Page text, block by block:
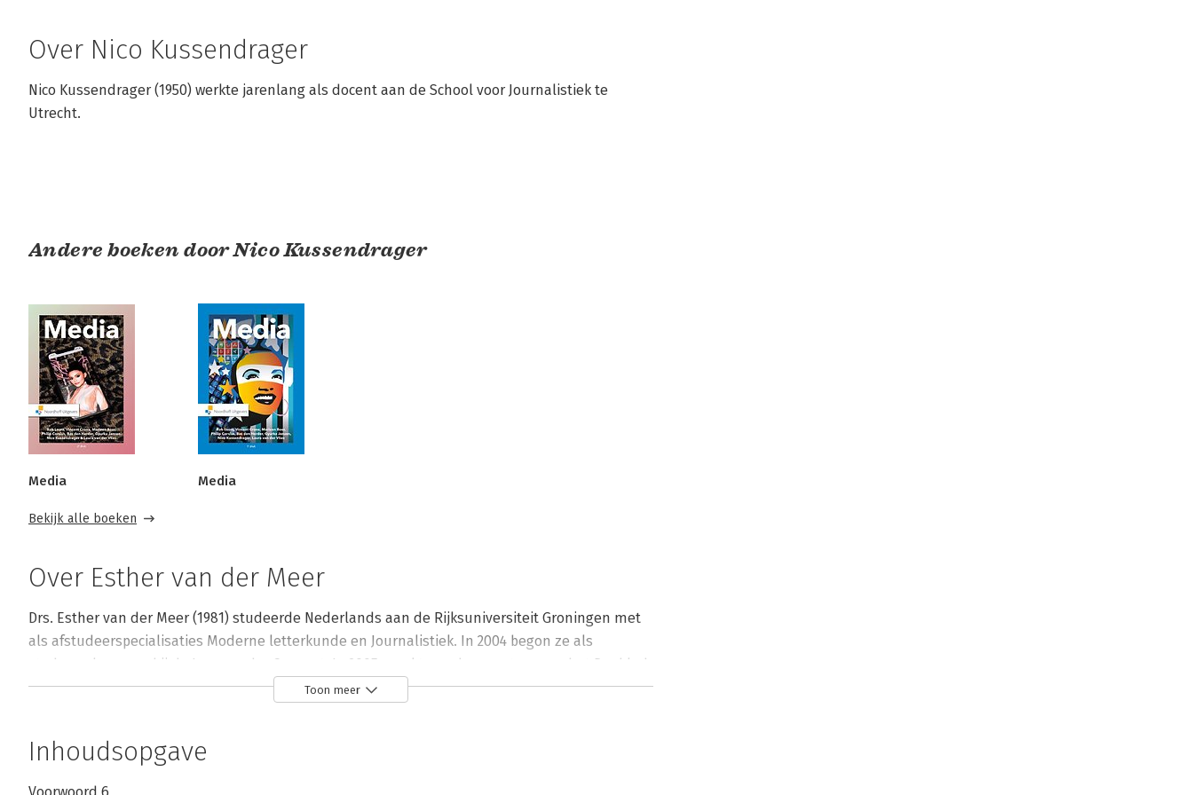
Over Nico Kussendrager
Nico Kussendrager (1950) werkte jarenlang als docent aan de School voor Journalistiek te
Utrecht.
Andere boeken door Nico Kussendrager
Media Media
Bekijk alle boeken
Over Esther van der Meer
Drs. Esther van der Meer (1981) studeerde Nederlands aan de Rijksuniversiteit Groningen met
als afstudeerspecialisaties Moderne letterkunde en Journalistiek. In 2004 begon ze als
stadsverslaggever bij de Leeuwarder Courant. In 2005 maakte ze de overstap naar het Dagblad
van het Noorden.
Persprijs met de serie ‘Grensstreken’, een reeks multimediale verhalen in de vorm van
Toon meer
Inhoudsopgave